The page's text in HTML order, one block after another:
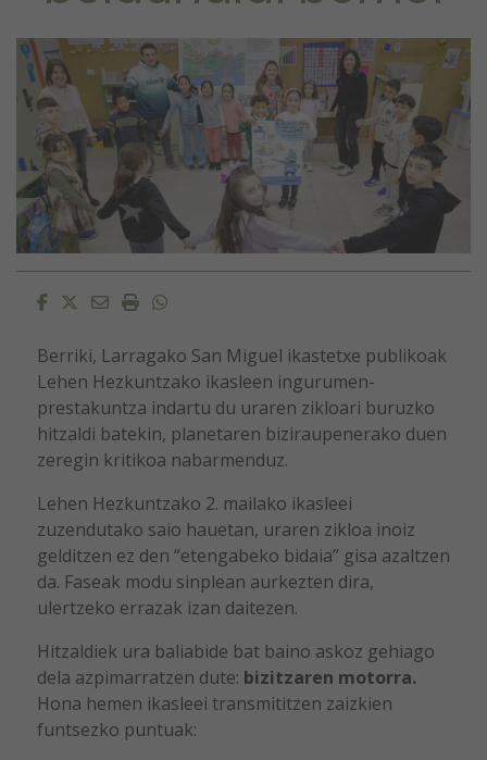
Facebook
Twitter
EmailImprimirWhatsapp
Berriki, Larragako San Miguel ikastetxe publikoak
Lehen Hezkuntzako ikasleen ingurumen-
prestakuntza indartu du uraren zikloari buruzko
hitzaldi batekin, planetaren biziraupenerako duen
zeregin kritikoa nabarmenduz.
Lehen Hezkuntzako 2. mailako ikasleei
zuzendutako saio hauetan, uraren zikloa inoiz
gelditzen ez den “etengabeko bidaia” gisa azaltzen
da. Faseak modu sinplean aurkezten dira,
ulertzeko errazak izan daitezen.
Hitzaldiek ura baliabide bat baino askoz gehiago
dela azpimarratzen dute: bizitzaren motorra.
Hona hemen ikasleei transmititzen zaizkien
funtsezko puntuak: